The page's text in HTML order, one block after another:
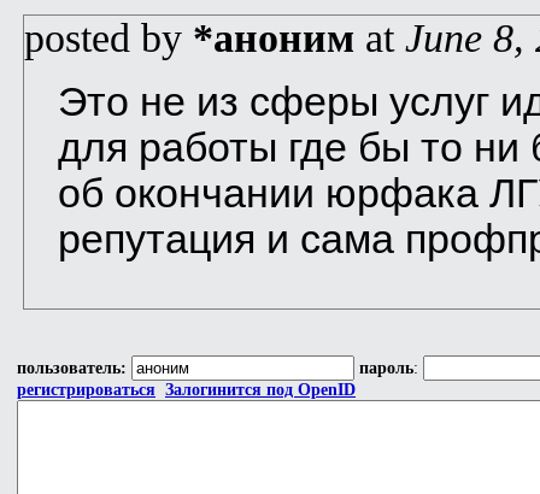
posted by *аноним at June 8,
Это не из сферы услуг
для работы где бы то
об окончании юрфака
репутация и сама
пользователь: пароль:
регистрироваться Залогинится под OpenID